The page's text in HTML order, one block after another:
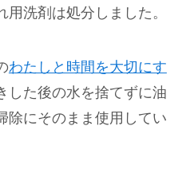
洗剤は処分しました。
わたしと時間を大切にす
した後の水を捨てずに油
除にそのまま使用してい